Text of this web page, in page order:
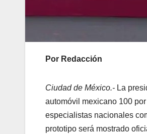
Por Redacción
Ciudad de México.- La
automóvil mexicano 100
especialistas nacionales
prototipo será mostrado